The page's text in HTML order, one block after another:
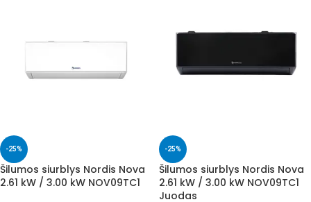
-25%
Šilumos siurblys Nordis Nova
2.61 kW / 3.00 kW NOV09TC1
-25%
Šilumos siurblys Nordis Nova
2.61 kW / 3.00 kW NOV09TC1
Juodas